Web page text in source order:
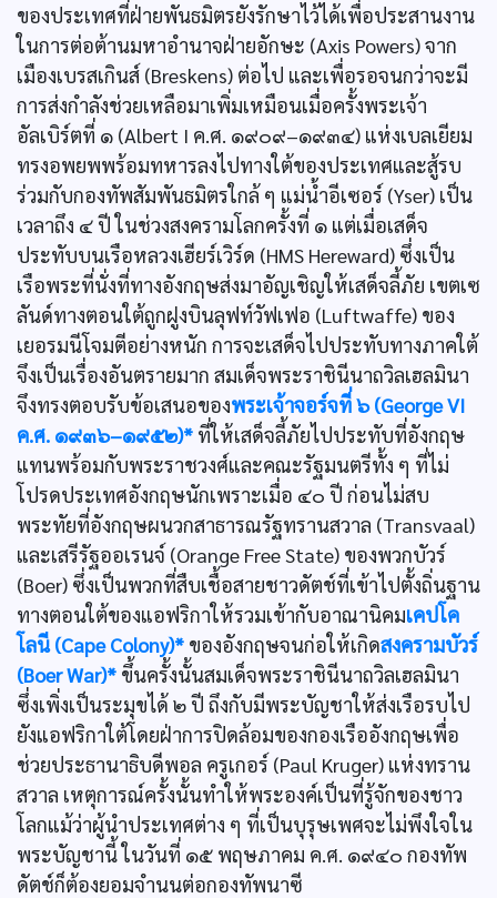
ของประเทศที่ฝ่ายพันธมิตรยังรักษาไว้ได้เพื่อประสานงาน
ในการต่อต้านมหาอำนาจฝ่ายอักษะ (Axis Powers) จาก
เมืองเบรสเกินส์ (Breskens) ต่อไป และเพื่อรอจนกว่าจะมี
การส่งกำลังช่วยเหลือมาเพิ่มเหมือนเมื่อครั้งพระเจ้า
อัลเบิร์ตที่ ๑ (Albert I ค.ศ. ๑๙๐๙–๑๙๓๔) แห่งเบลเยียม
ทรงอพยพพร้อมทหารลงไปทางใต้ของประเทศและสู้รบ
ร่วมกับกองทัพสัมพันธมิตรใกล้ ๆ แม่น้ำอีเซอร์ (Yser) เป็น
เวลาถึง ๔ ปี ในช่วงสงครามโลกครั้งที่ ๑ แต่เมื่อเสด็จ
ประทับบนเรือหลวงเฮียร์เวิร์ด (HMS Hereward) ซึ่งเป็น
เรือพระที่นั่งที่ทางอังกฤษส่งมาอัญเชิญให้เสด็จลี้ภัย เขตเซ
ลันด์ทางตอนใต้ถูกฝูงบินลุฟท์วัฟเฟอ (Luftwaffe) ของ
เยอรมนีโจมตีอย่างหนัก การจะเสด็จไปประทับทางภาคใต้
จึงเป็นเรื่องอันตรายมาก สมเด็จพระราชินีนาถวิลเฮลมินา
จึงทรงตอบรับข้อเสนอของพระเจ้าจอร์จที่ ๖ (George VI
ค.ศ. ๑๙๓๖–๑๙๕๒)* ที่ให้เสด็จลี้ภัยไปประทับที่อังกฤษ
แทนพร้อมกับพระราชวงศ์และคณะรัฐมนตรีทั้ง ๆ ที่ไม่
โปรดประเทศอังกฤษนักเพราะเมื่อ ๔๐ ปี ก่อนไม่สบ
พระทัยที่อังกฤษผนวกสาธารณรัฐทรานสวาล (Transvaal)
และเสรีรัฐออเรนจ์ (Orange Free State) ของพวกบัวร์
(Boer) ซึ่งเป็นพวกที่สืบเชื้อสายชาวดัตช์ที่เข้าไปตั้งถิ่นฐาน
ทางตอนใต้ของแอฟริกาให้รวมเข้ากับอาณานิคมเคปโค
โลนี (Cape Colony)* ของอังกฤษจนก่อให้เกิดสงครามบัวร์
(Boer War)* ขึ้นครั้งนั้นสมเด็จพระราชินีนาถวิลเฮลมินา
ซึ่งเพิ่งเป็นระมุขได้ ๒ ปี ถึงกับมีพระบัญชาให้ส่งเรือรบไป
ยังแอฟริกาใต้โดยฝ่าการปิดล้อมของกองเรืออังกฤษเพื่อ
ช่วยประธานาธิบดีพอล ครูเกอร์ (Paul Kruger) แห่งทราน
สวาล เหตุการณ์ครั้งนั้นทำให้พระองค์เป็นที่รู้จักของชาว
โลกแม้ว่าผู้นำประเทศต่าง ๆ ที่เป็นบุรุษเพศจะไม่พึงใจใน
พระบัญชานี้ ในวันที่ ๑๕ พฤษภาคม ค.ศ. ๑๙๔๐ กองทัพ
ดัตช์ก็ต้องยอมจำนนต่อกองทัพนาซี